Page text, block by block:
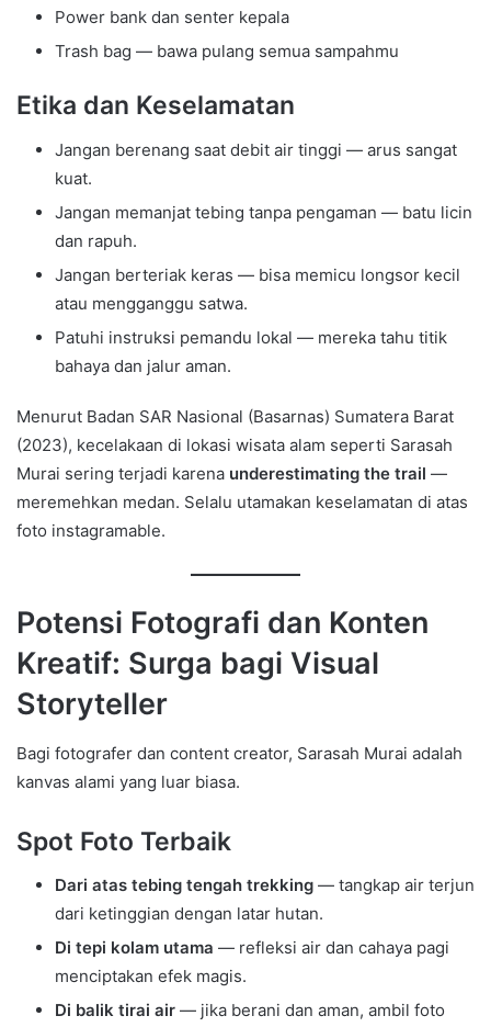
Power bank dan senter kepala
Trash bag — bawa pulang semua sampahmu
Etika dan Keselamatan
Jangan berenang saat debit air tinggi — arus sangat
kuat.
Jangan memanjat tebing tanpa pengaman — batu licin
dan rapuh.
Jangan berteriak keras — bisa memicu longsor kecil
atau mengganggu satwa.
Patuhi instruksi pemandu lokal — mereka tahu titik
bahaya dan jalur aman.
Menurut Badan SAR Nasional (Basarnas) Sumatera Barat
(2023), kecelakaan di lokasi wisata alam seperti Sarasah
Murai sering terjadi karena underestimating the trail —
meremehkan medan. Selalu utamakan keselamatan di atas
foto instagramable.
Potensi Fotografi dan Konten
Kreatif: Surga bagi Visual
Storyteller
Bagi fotografer dan content creator, Sarasah Murai adalah
kanvas alami yang luar biasa.
Spot Foto Terbaik
Dari atas tebing tengah trekking — tangkap air terjun
dari ketinggian dengan latar hutan.
Di tepi kolam utama — refleksi air dan cahaya pagi
menciptakan efek magis.
Di balik tirai air — jika berani dan aman, ambil foto